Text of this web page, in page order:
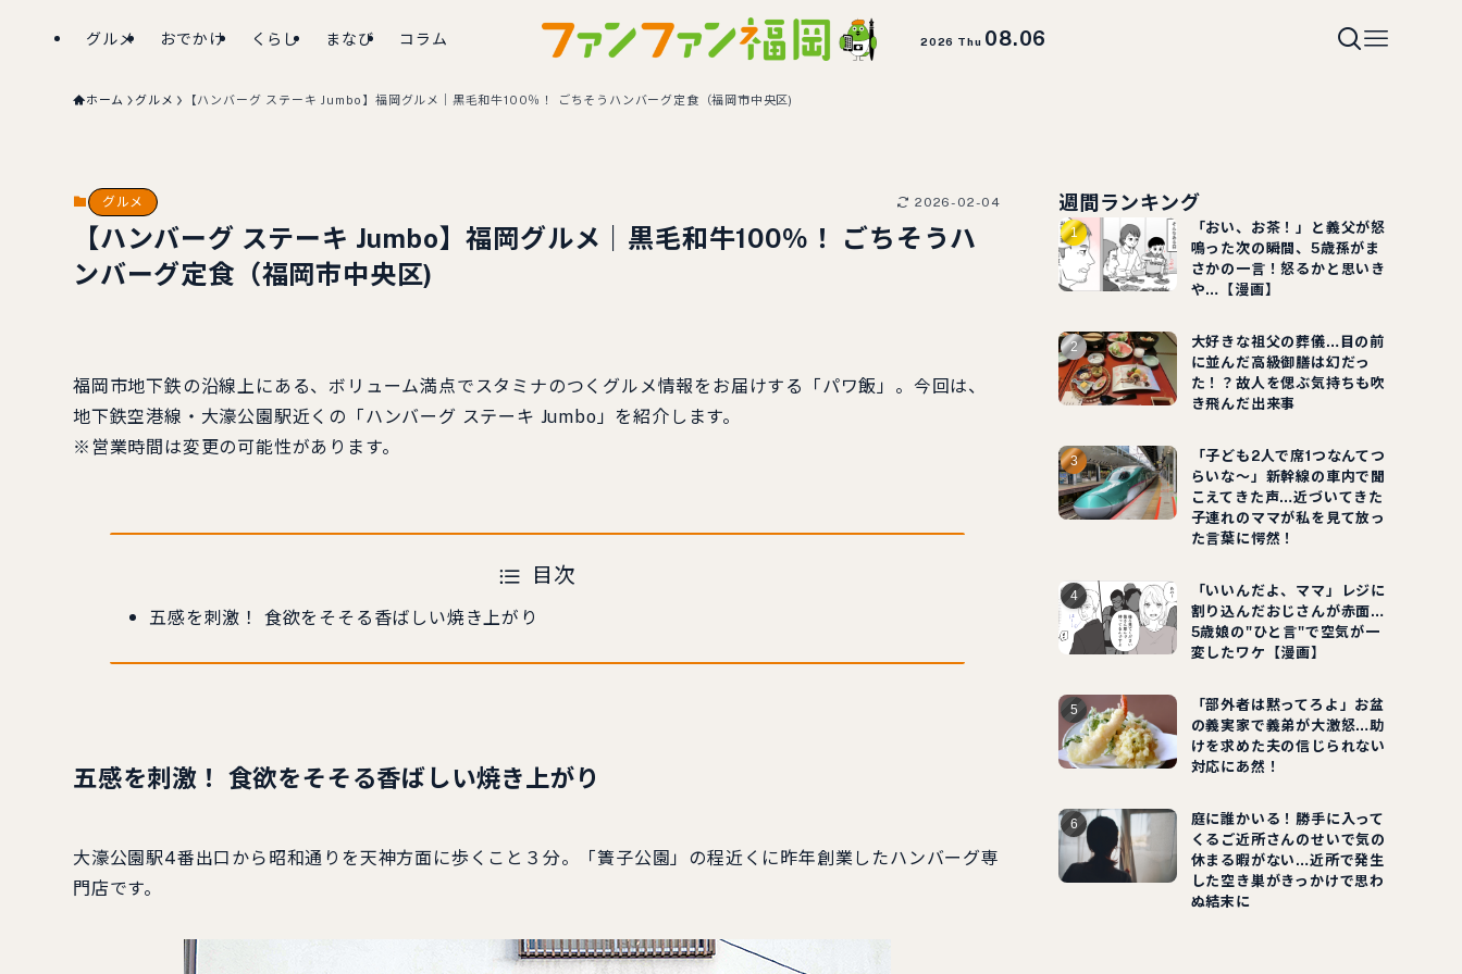
グルメ おでかけ くらし まなび コラム 2026 Thu 08.06
ホーム グルメ 【ハンバーグ ステーキ Jumbo】福岡グルメ｜黒毛和牛100％！ ごちそうハンバーグ定食（福岡市中央区)
グルメ 2026-02-04
【ハンバーグ ステーキ Jumbo】福岡グルメ｜黒毛和牛100％！ ごちそうハ
ンバーグ定食（福岡市中央区)
福岡市地下鉄の沿線上にある、ボリューム満点でスタミナのつくグルメ情報をお届けする「パワ飯」。今回は、
地下鉄空港線・大濠公園駅近くの「ハンバーグ ステーキ Jumbo」を紹介します。
※営業時間は変更の可能性があります。
目次
五感を刺激！ 食欲をそそる香ばしい焼き上がり
五感を刺激！ 食欲をそそる香ばしい焼き上がり
大濠公園駅4番出口から昭和通りを天神方面に歩くこと３分。「簀子公園」の程近くに昨年創業したハンバーグ専
門店です。
週間ランキング
「おい、お茶！」と義父が怒
鳴った次の瞬間、5歳孫がま
さかの一言！怒るかと思いき
や…【漫画】
大好きな祖父の葬儀…目の前
に並んだ高級御膳は幻だっ
た！？故人を偲ぶ気持ちも吹
き飛んだ出来事
「子ども2人で席1つなんてつ
らいな～」新幹線の車内で聞
こえてきた声…近づいてきた
子連れのママが私を見て放っ
た言葉に愕然！
「いいんだよ、ママ」レジに
割り込んだおじさんが赤面…
5歳娘の"ひと言"で空気が一
変したワケ【漫画】
「部外者は黙ってろよ」お盆
の義実家で義弟が大激怒…助
けを求めた夫の信じられない
対応にあ然！
庭に誰かいる！勝手に入って
くるご近所さんのせいで気の
休まる暇がない…近所で発生
した空き巣がきっかけで思わ
ぬ結末に